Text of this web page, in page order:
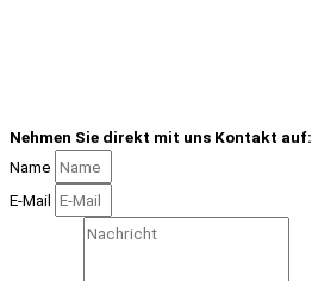
Nehmen Sie direkt mit uns Kontakt auf:
Name
E-Mail